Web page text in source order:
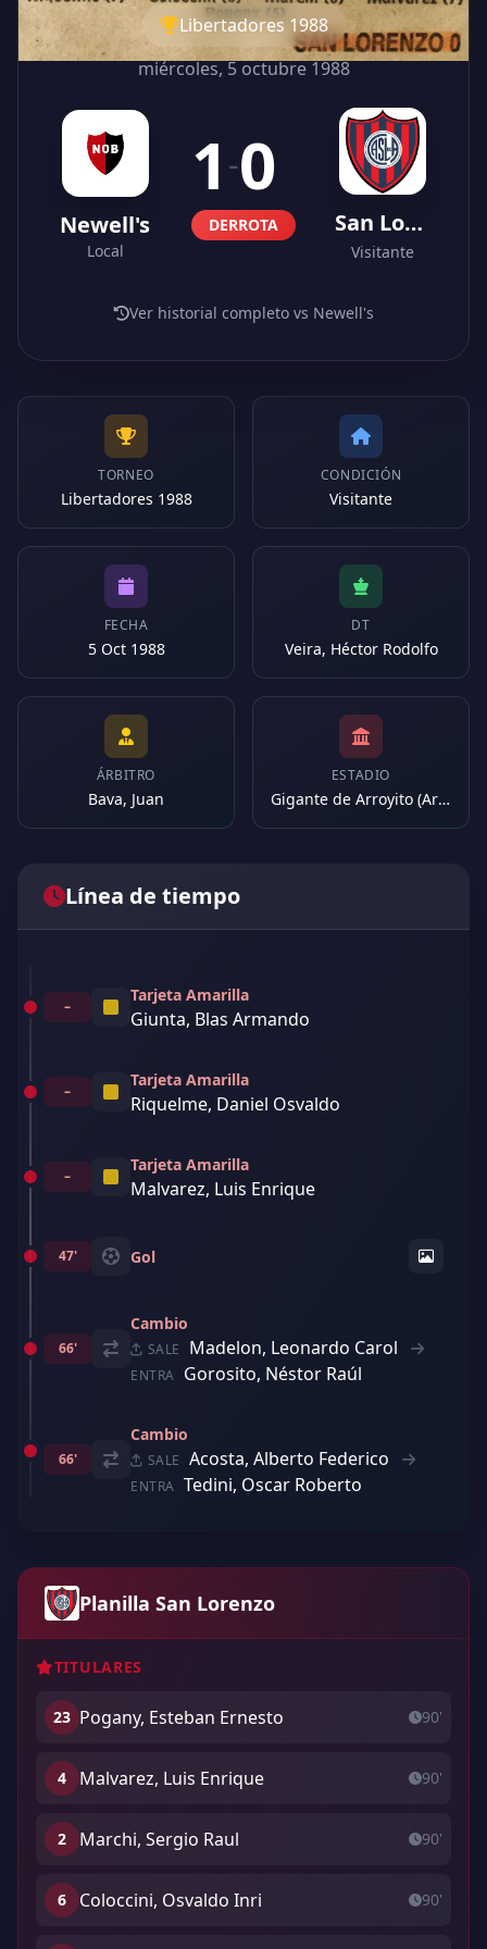
Libertadores 1988
miércoles, 5 octubre 1988
Newell's
Local
1 -0
DERROTA San Lorenzo
Visitante
Ver historial completo vs Newell's
TORNEO
Libertadores 1988
CONDICIÓN
Visitante
FECHA
5 Oct 1988
DT
Veira, Héctor Rodolfo
ÁRBITRO
Bava, Juan
ESTADIO
Gigante de Arroyito (Argentina)
Línea de tiempo
–
Tarjeta Amarilla
Giunta, Blas Armando
–
Tarjeta Amarilla
Riquelme, Daniel Osvaldo
–
Tarjeta Amarilla
Malvarez, Luis Enrique
47' Gol
66'
Cambio
SALE Madelon, Leonardo Carol
ENTRA Gorosito, Néstor Raúl
66'
Cambio
SALE Acosta, Alberto Federico
ENTRA Tedini, Oscar Roberto
Planilla San Lorenzo
TITULARES
23 Pogany, Esteban Ernesto 90'
4 Malvarez, Luis Enrique 90'
2 Marchi, Sergio Raul 90'
6 Coloccini, Osvaldo Inri 90'